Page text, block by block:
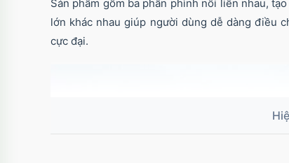
Sản phẩm gồm ba phần phình nối liền nhau,
lớn khác nhau giúp người dùng dễ dàng điều
cực đại.